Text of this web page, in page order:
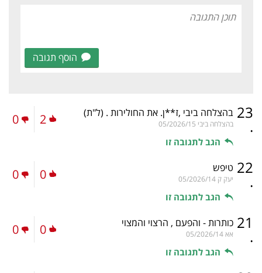
הוסף תגובה
23
.
בהצלחה ביבי ,ז**ן. את החולירות . (ל"ת)
בהצלחה ביבי 05/2026/15
הגב לתגובה זו
2
0
22
.
טיפש
יעק ק 05/2026/14
הגב לתגובה זו
0
0
21
.
כותרות - והפעם , הרצוי והמצוי
אא05/2026/14
הגב לתגובה זו
0
0